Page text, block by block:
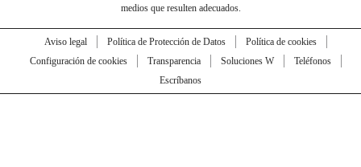
medios que resulten adecuados.
Aviso legal Política de Protección de Datos
Política de cookies
Configuración de cookies
Transparencia Soluciones W
Teléfonos
Escríbanos